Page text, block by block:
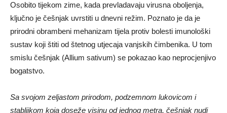
Osobito tijekom zime, kada prevladavaju virusna oboljenja,
ključno je češnjak uvrstiti u dnevni režim. Poznato je da je
prirodni obrambeni mehanizam tijela protiv bolesti imunološki
sustav koji štiti od štetnog utjecaja vanjskih čimbenika. U tom
smislu češnjak (Allium sativum) se pokazao kao neprocjenjivo
bogatstvo.
Sa svojom zeljastom prirodom, podzemnom lukovicom i
stabljikom koja doseže visinu od jednog metra, češnjak nudi